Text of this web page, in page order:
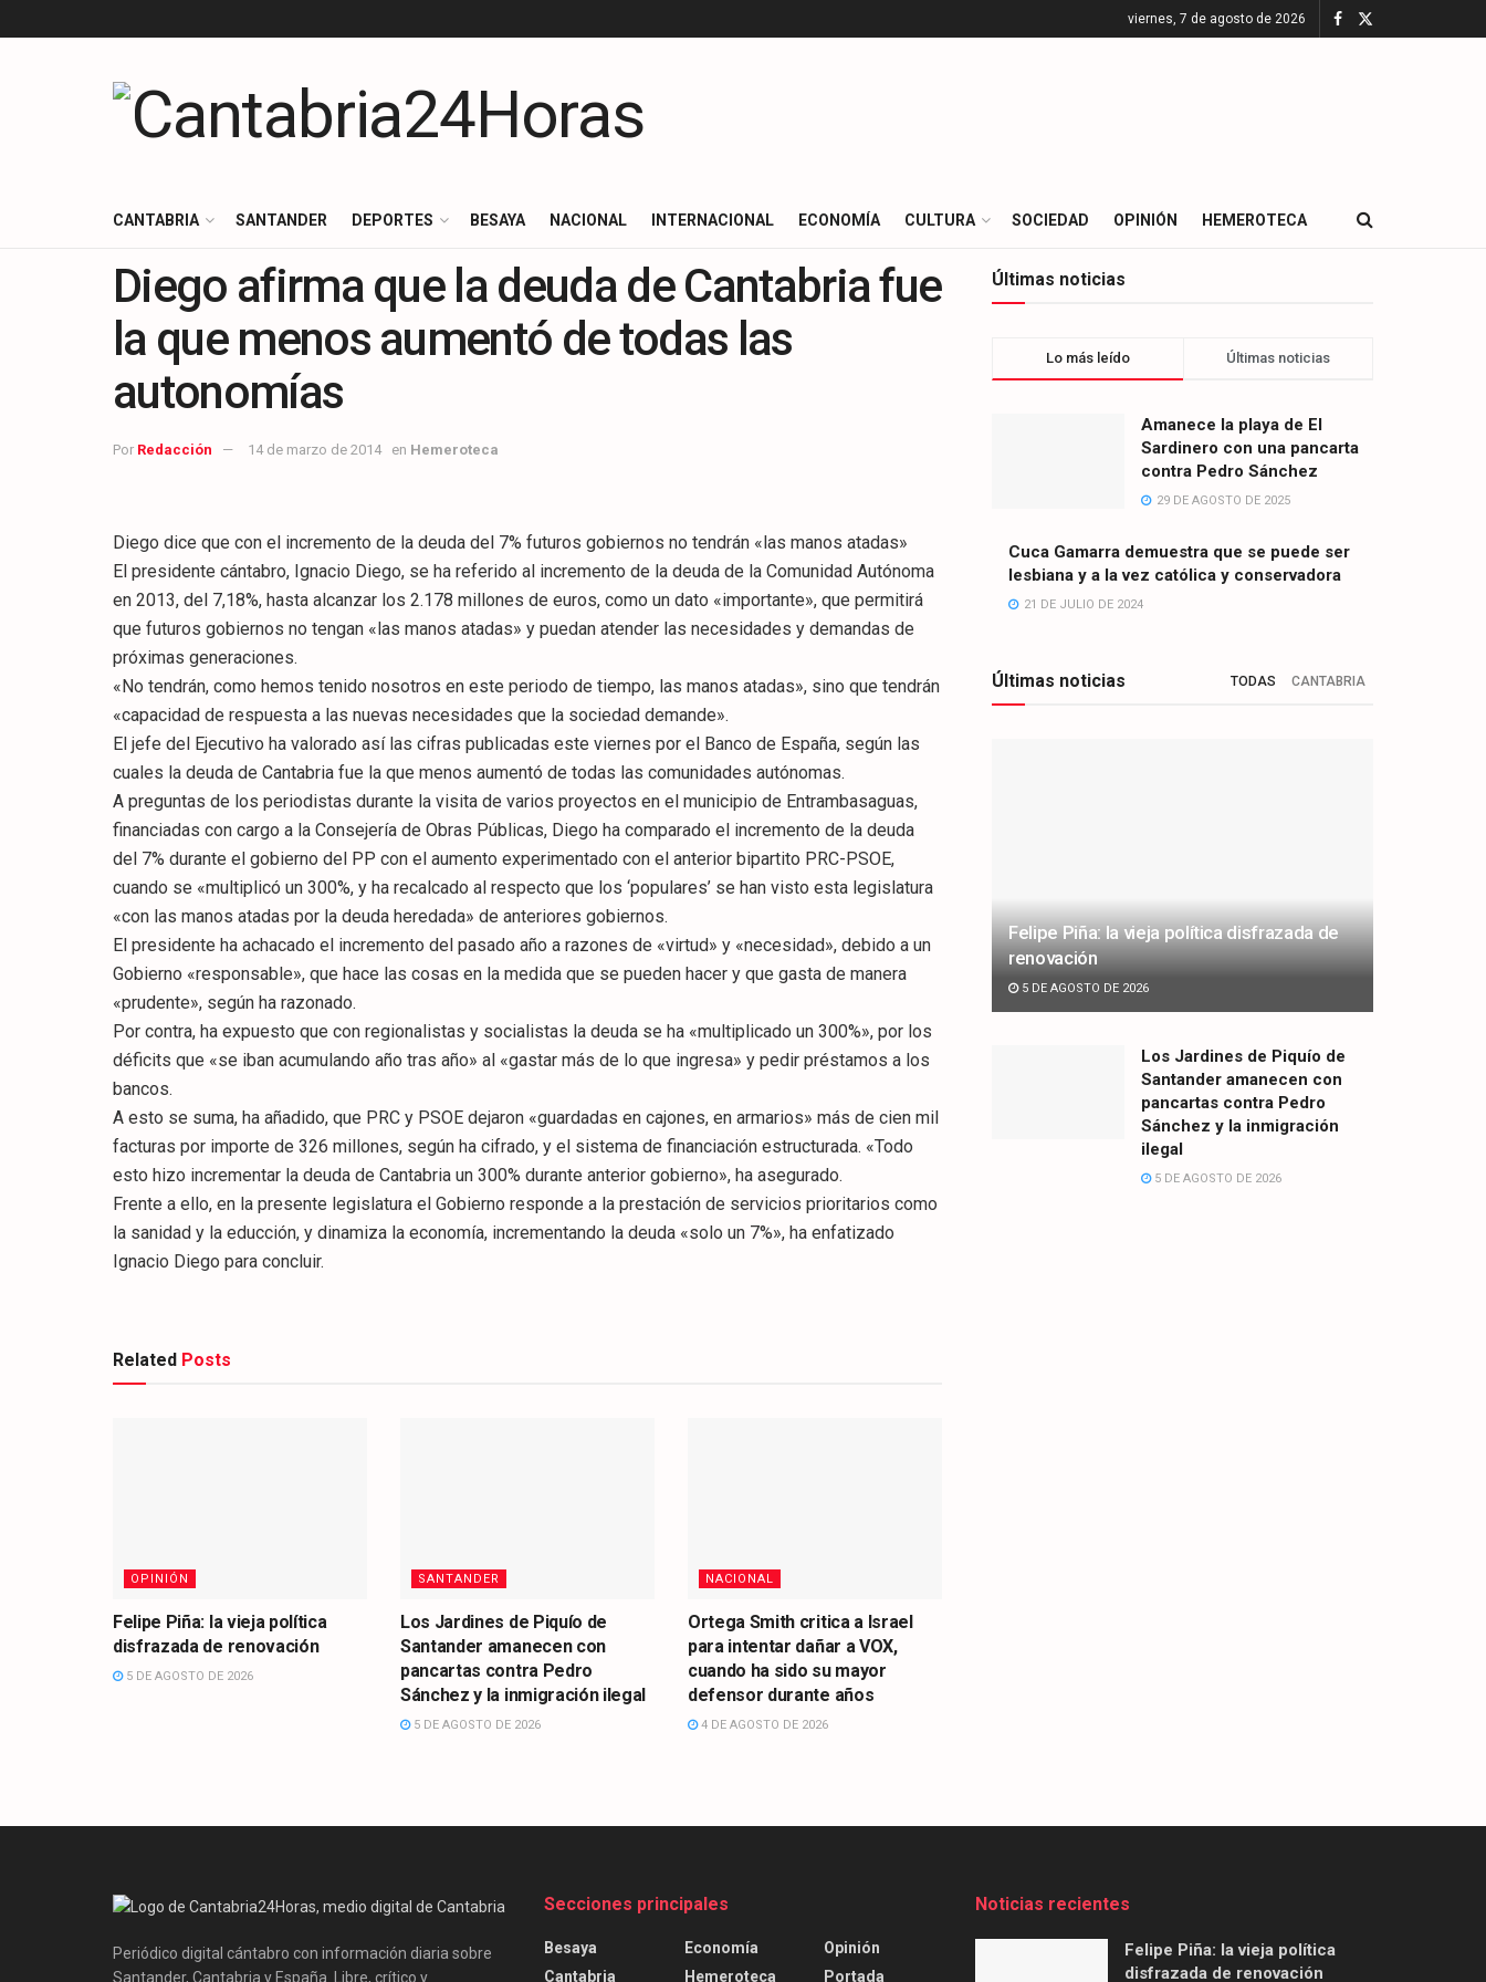
viernes, 7 de agosto de 2026
CANTABRIA SANTANDER DEPORTES BESAYA NACIONAL INTERNACIONAL ECONOMÍA CULTURA SOCIEDAD OPINIÓN HEMEROTECA
Diego afirma que la deuda de Cantabria fue
la que menos aumentó de todas las
autonomías
Por Redacción 14 de marzo de 2014 en Hemeroteca
Diego dice que con el incremento de la deuda del 7% futuros gobiernos no tendrán «las manos atadas»
El presidente cántabro, Ignacio Diego, se ha referido al incremento de la deuda de la Comunidad Autónoma
en 2013, del 7,18%, hasta alcanzar los 2.178 millones de euros, como un dato «importante», que permitirá
que futuros gobiernos no tengan «las manos atadas» y puedan atender las necesidades y demandas de
próximas generaciones.
«No tendrán, como hemos tenido nosotros en este periodo de tiempo, las manos atadas», sino que tendrán
«capacidad de respuesta a las nuevas necesidades que la sociedad demande».
El jefe del Ejecutivo ha valorado así las cifras publicadas este viernes por el Banco de España, según las
cuales la deuda de Cantabria fue la que menos aumentó de todas las comunidades autónomas.
A preguntas de los periodistas durante la visita de varios proyectos en el municipio de Entrambasaguas,
financiadas con cargo a la Consejería de Obras Públicas, Diego ha comparado el incremento de la deuda
del 7% durante el gobierno del PP con el aumento experimentado con el anterior bipartito PRC-PSOE,
cuando se «multiplicó un 300%, y ha recalcado al respecto que los ‘populares’ se han visto esta legislatura
«con las manos atadas por la deuda heredada» de anteriores gobiernos.
El presidente ha achacado el incremento del pasado año a razones de «virtud» y «necesidad», debido a un
Gobierno «responsable», que hace las cosas en la medida que se pueden hacer y que gasta de manera
«prudente», según ha razonado.
Por contra, ha expuesto que con regionalistas y socialistas la deuda se ha «multiplicado un 300%», por los
déficits que «se iban acumulando año tras año» al «gastar más de lo que ingresa» y pedir préstamos a los
bancos.
A esto se suma, ha añadido, que PRC y PSOE dejaron «guardadas en cajones, en armarios» más de cien mil
facturas por importe de 326 millones, según ha cifrado, y el sistema de financiación estructurada. «Todo
esto hizo incrementar la deuda de Cantabria un 300% durante anterior gobierno», ha asegurado.
Frente a ello, en la presente legislatura el Gobierno responde a la prestación de servicios prioritarios como
la sanidad y la educción, y dinamiza la economía, incrementando la deuda «solo un 7%», ha enfatizado
Ignacio Diego para concluir.
Related Posts
OPINIÓN
Felipe Piña: la vieja política
disfrazada de renovación
5 DE AGOSTO DE 2026
SANTANDER
Los Jardines de Piquío de
Santander amanecen con
pancartas contra Pedro
Sánchez y la inmigración ilegal
5 DE AGOSTO DE 2026
NACIONAL
Ortega Smith critica a Israel
para intentar dañar a VOX,
cuando ha sido su mayor
defensor durante años
4 DE AGOSTO DE 2026
Últimas noticias
Lo más leído Últimas noticias
Amanece la playa de El
Sardinero con una pancarta
contra Pedro Sánchez
29 DE AGOSTO DE 2025
Cuca Gamarra demuestra que se puede ser
lesbiana y a la vez católica y conservadora
21 DE JULIO DE 2024
Últimas noticias TODAS CANTABRIA
Felipe Piña: la vieja política disfrazada de
renovación
5 DE AGOSTO DE 2026
Los Jardines de Piquío de
Santander amanecen con
pancartas contra Pedro
Sánchez y la inmigración
ilegal
5 DE AGOSTO DE 2026
Periódico digital cántabro con información diaria sobre
Santander, Cantabria y España. Libre, crítico y
Secciones principales
Besaya
Cantabria
Economía
Hemeroteca
Opinión
Portada
Noticias recientes
Felipe Piña: la vieja política
disfrazada de renovación